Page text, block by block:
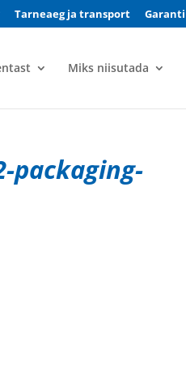
Tarneaeg ja transport
Miks niisutada
packaging-